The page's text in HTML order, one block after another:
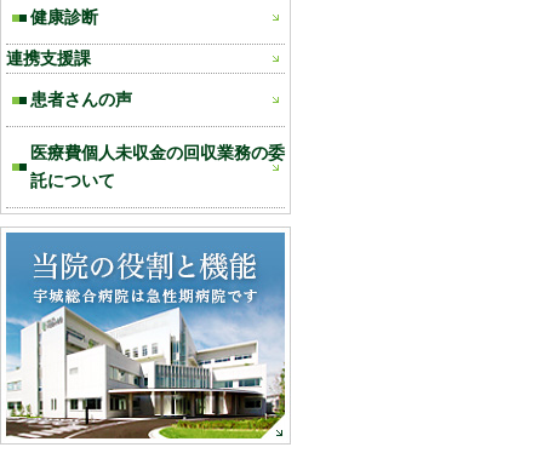
健康診断
連携支援課
患者さんの声
医療費個人未収金の回収業務の委
託について